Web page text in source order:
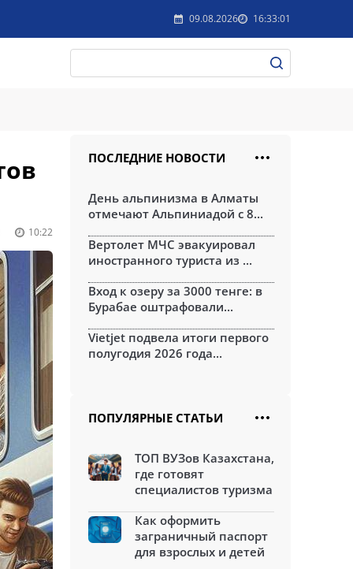
09.08.2026 16:33:01
10:22
ПОСЛЕДНИЕ НОВОСТИ
День альпинизма в Алматы
отмечают Альпиниадой с 8...
Вертолет МЧС эвакуировал
иностранного туриста из ...
Вход к озеру за 3000 тенге: в
Бурабае оштрафовали...
Vietjet подвела итоги первого
полугодия 2026 года...
ПОПУЛЯРНЫЕ СТАТЬИ
ТОП ВУЗов Казахстана,
где готовят
специалистов туризма
Как оформить
заграничный паспорт
для взрослых и детей